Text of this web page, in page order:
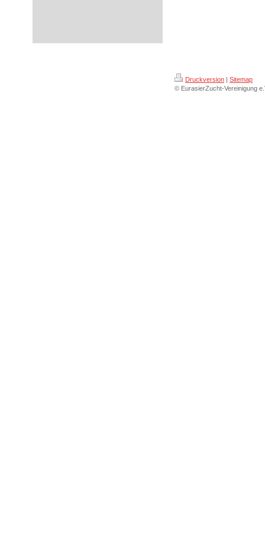
Druckversion | Sitemap
© EurasierZucht-Vereinigung